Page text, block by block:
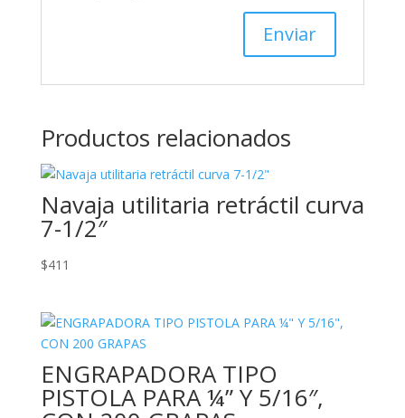
Productos relacionados
Navaja utilitaria retráctil curva
7-1/2″
$411
ENGRAPADORA TIPO
PISTOLA PARA ¼” Y 5/16″,